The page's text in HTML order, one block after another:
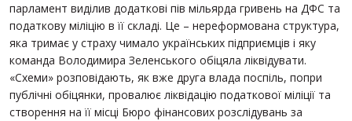
парламент виділив додаткові пів мільярда гривень на ДФС та
податкову міліцію в її складі. Це – нереформована структура,
яка тримає у страху чимало українських підприємців і яку
команда Володимира Зеленського обіцяла ліквідувати.
«Схеми» розповідають, як вже друга влада поспіль, попри
публічні обіцянки, провалює ліквідацію податкової міліції та
створення на її місці Бюро фінансових розслідувань за